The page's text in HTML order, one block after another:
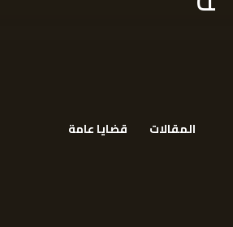
المقالات قضايا عامة